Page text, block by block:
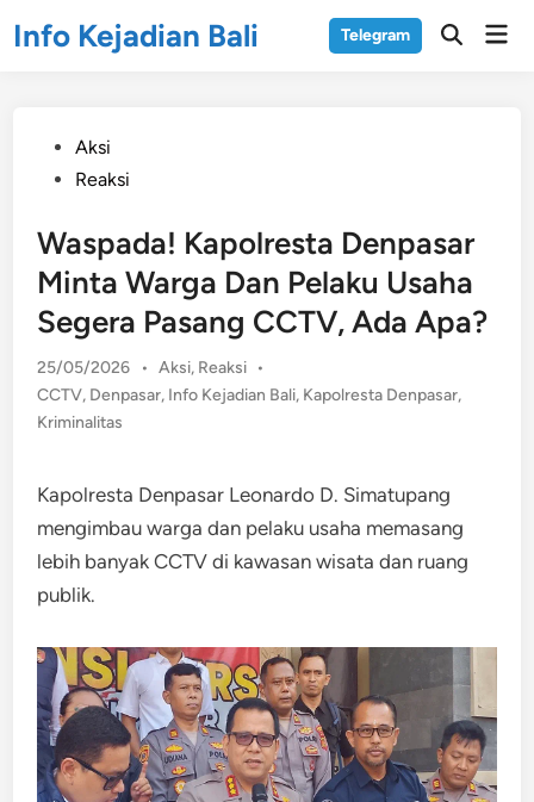
toInfo Kejadian Bali Telegram
Open
PostedAksi
Reaksi
Waspada! Kapolresta Denpasar
Minta Warga Dan Pelaku Usaha
Segera Pasang CCTV, Ada Apa?
25/05/2026 • Posted
in
Aksi, Reaksi •
CCTV, Denpasar, Info Kejadian Bali, Kapolresta Denpasar,
Kriminalitas
Kapolresta Denpasar Leonardo D. Simatupang
mengimbau warga dan pelaku usaha memasang
lebih banyak CCTV di kawasan wisata dan ruang
publik.